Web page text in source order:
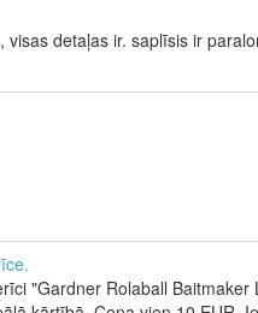
detaļas ir. saplīsis ir
"Gardner Rolaball